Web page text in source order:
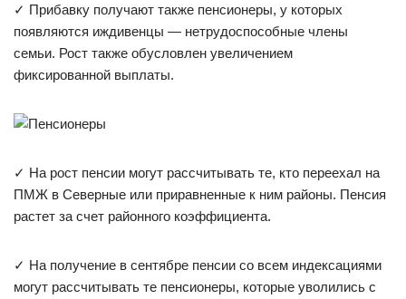
✓ Прибавку получают также пенсионеры, у которых
появляются иждивенцы — нетрудоспособные члены
семьи. Рост также обусловлен увеличением
фиксированной выплаты.
✓ На рост пенсии могут рассчитывать те, кто переехал на
ПМЖ в Северные или приравненные к ним районы. Пенсия
растет за счет районного коэффициента.
✓ На получение в сентябре пенсии со всем индексациями
могут рассчитывать те пенсионеры, которые уволились с